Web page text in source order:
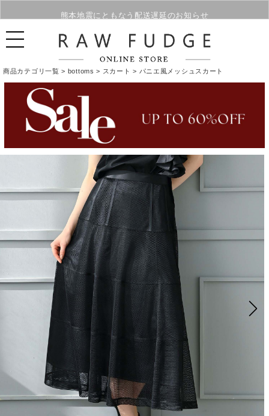
夏季休業のご案内
商品カテゴリ一覧 > bottoms > スカート > パニエ風メッシュスカート